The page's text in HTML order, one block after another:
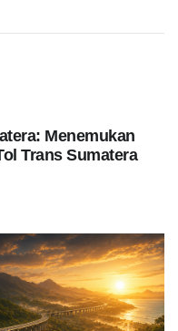
Menemukan
Trans Sumatera